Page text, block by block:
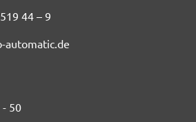
44 – 9
automatic.de
50